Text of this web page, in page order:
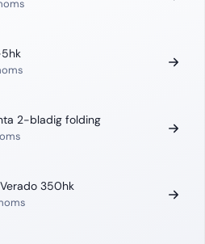
2-bladig folding
350hk